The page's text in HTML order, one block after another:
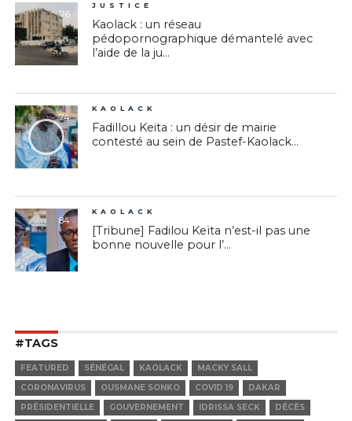
76
JUSTICE
Kaolack : un réseau
pédopornographique démantelé avec
l’aide de la ju...
74
KAOLACK
Fadillou Keita : un désir de mairie
contesté au sein de Pastef-Kaolack...
84
KAOLACK
[Tribune] Fadilou Keïta n’est-il pas une
bonne nouvelle pour l’...
#TAGS
FEATURED SÉNÉGAL KAOLACK
MACKY SALL
CORONAVIRUS
OUSMANE SONKO COVID 19
DAKAR
PRÉSIDENTIELLE
GOUVERNEMENT IDRISSA SECK
DÉCÈS